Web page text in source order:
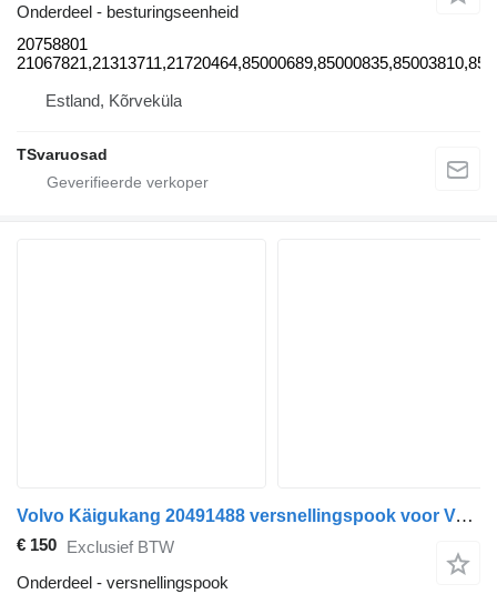
Onderdeel - besturingseenheid
20758801
Estland, Kõrveküla
TSvaruosad
Volvo Käigukang 20491488 versnellingspook voor Volvo FM300 trekker
€ 150 Exclusief BTW
Onderdeel - versnellingspook